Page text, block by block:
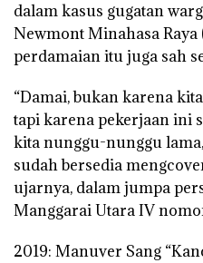
dalam kasus gugatan
Newmont Minahasa Raya
perdamaian itu juga sah
“Damai, bukan karena
tapi karena pekerjaan ini
kita nunggu-nunggu
sudah bersedia
ujarnya, dalam jumpa
Manggarai Utara IV
2019: Manuver Sang